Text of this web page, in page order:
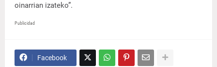
oinarrian izateko”.
Publicidad
Facebook